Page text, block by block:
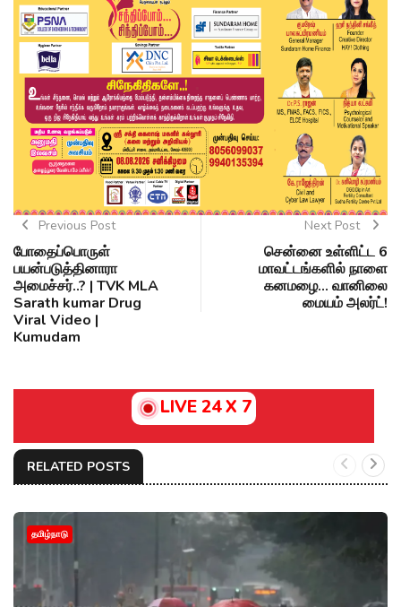
Previous Post
போதைப்பொருள்
பயன்படுத்தினாரா
அமைச்சர்..? | TVK MLA
Sarath kumar Drug
Viral Video |
Kumudam
Next Post
சென்னை உள்ளிட்ட 6
மாவட்டங்களில் நாளை
கனமழை... வானிலை
மையம் அலர்ட்!
LIVE 24 X 7
RELATED POSTS
தமிழ்நாடு